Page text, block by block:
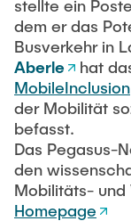
stellte ein
dem er das
Busverkehr in
Aberle
hat
MobileInclusion
der Mobilität
befasst.
Das Pegasus-
den
Mobilitäts- und
Homepage